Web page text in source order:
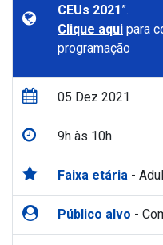
CEUs 2021 ”.
Clique aqui para
programação
05 Dez 2021
9h às 10h
Faixa etária -
Público alvo -